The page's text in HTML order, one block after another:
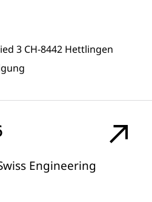
3 CH-8442 Hettlingen
Engineering